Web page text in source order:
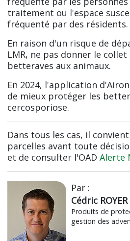
traitement ou l'espace
fréquenté par des résidents.
En raison d'un risque de
LMR, ne pas donner le
betteraves aux animaux.
En 2024, l'application
de mieux protéger les
cercosporiose.
Dans tous les cas, il
parcelles avant toute
et de consulter l'OAD Alerte
Par :
Cédric ROYER
Produits de
gestion des